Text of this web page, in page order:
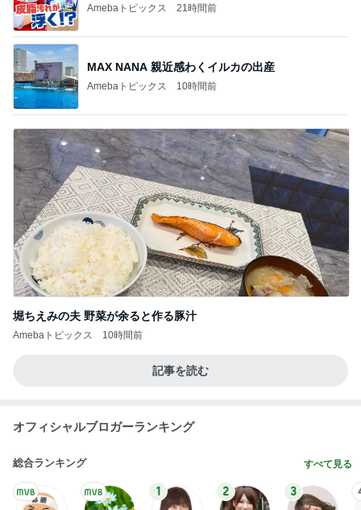
Amebaトピックス 21時間前
MAX NANA 親近感わくイルカの出産
Amebaトピックス 10時間前
堀ちえみの夫 野菜が余ると作る豚汁
Amebaトピックス 10時間前
記事を読む
オフィシャルブロガーランキング
総合ランキング すべて見る
1 2 3